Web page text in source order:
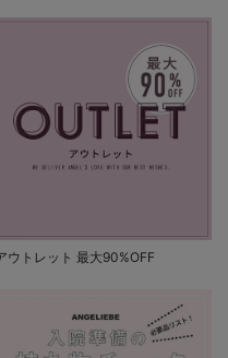
ウトレット 最大90%OFF